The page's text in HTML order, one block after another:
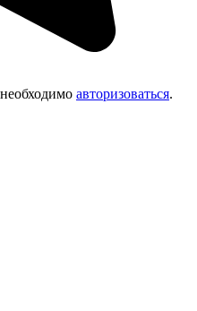
авторизоваться.